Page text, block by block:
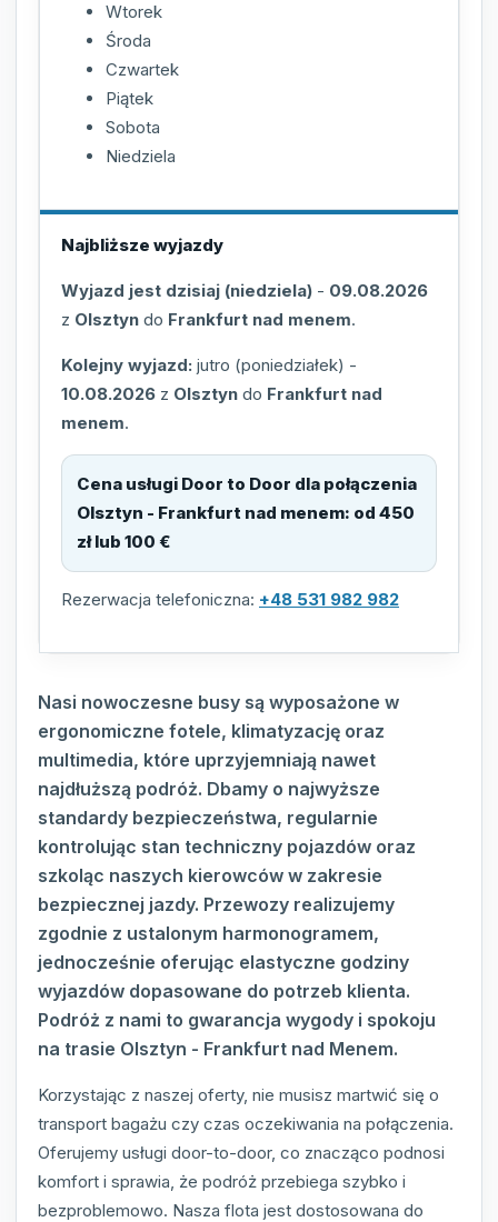
Wtorek
Środa
Czwartek
Piątek
Sobota
Niedziela
Najbliższe wyjazdy
Wyjazd jest dzisiaj (niedziela) - 09.08.2026
z Olsztyn do Frankfurt nad menem.
Kolejny wyjazd: jutro (poniedziałek) -
10.08.2026 z Olsztyn do Frankfurt nad
menem.
Cena usługi Door to Door dla połączenia
Olsztyn - Frankfurt nad menem: od 450
zł lub 100 €
Rezerwacja telefoniczna: +48 531 982 982
Nasi nowoczesne busy są wyposażone w
ergonomiczne fotele, klimatyzację oraz
multimedia, które uprzyjemniają nawet
najdłuższą podróż. Dbamy o najwyższe
standardy bezpieczeństwa, regularnie
kontrolując stan techniczny pojazdów oraz
szkoląc naszych kierowców w zakresie
bezpiecznej jazdy. Przewozy realizujemy
zgodnie z ustalonym harmonogramem,
jednocześnie oferując elastyczne godziny
wyjazdów dopasowane do potrzeb klienta.
Podróż z nami to gwarancja wygody i spokoju
na trasie Olsztyn - Frankfurt nad Menem.
Korzystając z naszej oferty, nie musisz martwić się o
transport bagażu czy czas oczekiwania na połączenia.
Oferujemy usługi door-to-door, co znacząco podnosi
komfort i sprawia, że podróż przebiega szybko i
bezproblemowo. Nasza flota jest dostosowana do